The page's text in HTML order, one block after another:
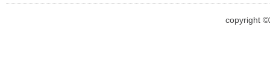
copyright